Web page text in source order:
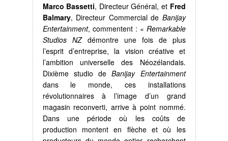
Marco Bassetti, Directeur Général, et Fred
Balmary, Directeur Commercial de Banijay
Entertainment, commentent : « Remarkable
Studios NZdémontre une fois de plus
l’esprit d’entreprise, la vision créative et
l’ambition universelle des Néozélandais.
Dixième studio deBanijay Entertainment
dans le monde, ces installations
révolutionnaires à l’image d’un grand
magasin reconverti, arrive à point nommé.
Dans une période où les coûts de
production montent en flèche et où les